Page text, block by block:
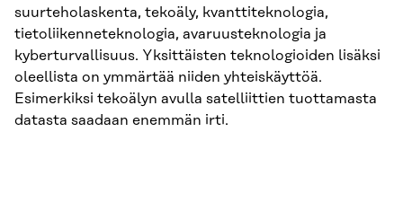
suurteholaskenta, tekoäly, kvanttiteknologia,
tietoliikenneteknologia, avaruusteknologia ja
kyberturvallisuus. Yksittäisten teknologioiden lisäksi
oleellista on ymmärtää niiden yhteiskäyttöä.
Esimerkiksi tekoälyn avulla satelliittien tuottamasta
datasta saadaan enemmän irti.